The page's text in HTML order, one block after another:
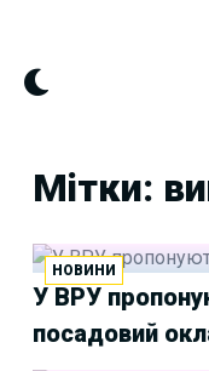
content
Мітки:
НОВИНИ
У ВРУ
посадовий